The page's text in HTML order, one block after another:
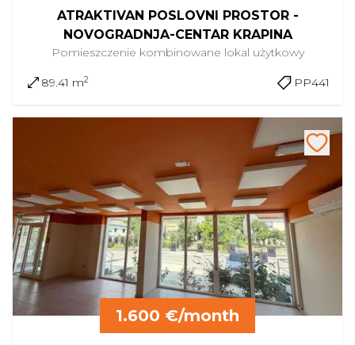
ATRAKTIVAN POSLOVNI PROSTOR -
NOVOGRADNJA-CENTAR KRAPINA
Pomieszczenie kombinowane lokal użytkowy
89.41 m2 PP441
1.600 €/month